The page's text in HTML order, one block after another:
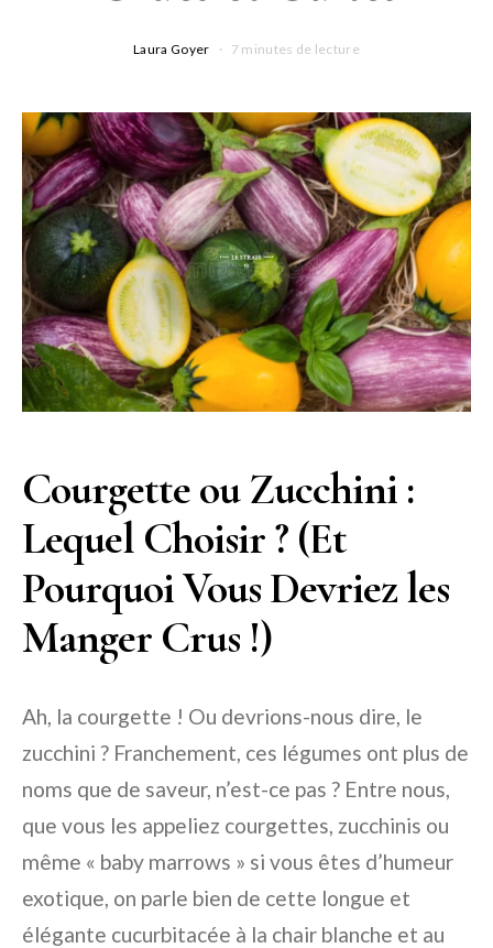
Laura Goyer 7 minutes de lecture
Courgette ou Zucchini :
Lequel Choisir ? (Et
Pourquoi Vous Devriez les
Manger Crus !)
Ah, la courgette ! Ou devrions-nous dire, le
zucchini ? Franchement, ces légumes ont plus de
noms que de saveur, n’est-ce pas ? Entre nous,
que vous les appeliez courgettes, zucchinis ou
même « baby marrows » si vous êtes d’humeur
exotique, on parle bien de cette longue et
élégante cucurbitacée à la chair blanche et au